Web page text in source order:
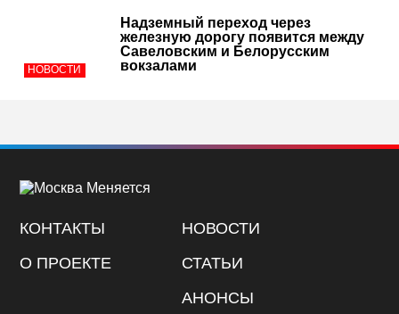
НОВОСТИ
Надземный переход через
железную дорогу появится между
Савеловским и Белорусским
вокзалами
КОНТАКТЫ
О ПРОЕКТЕ
НОВОСТИ
СТАТЬИ
АНОНСЫ